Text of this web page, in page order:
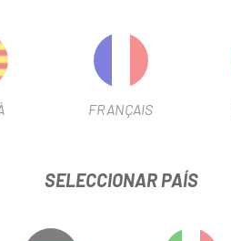
35 °C lo convierten en una prenda
final de estilo.
que la edición anterior
Castelli.
comodidad y un ajuste
FRANÇAIS
SELECCIONAR PAÍS